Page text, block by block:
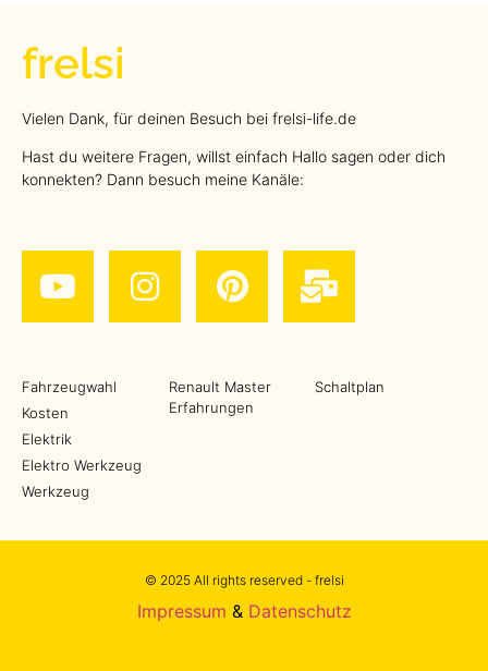
frelsi
Vielen Dank, für deinen Besuch bei frelsi-life.de
Hast du weitere Fragen, willst einfach Hallo sagen oder dich
konnekten? Dann besuch meine Kanäle:
Fahrzeugwahl
Kosten
Elektrik
Elektro Werkzeug
Werkzeug
Renault Master
Erfahrungen
Schaltplan
© 2025 All rights reserved - frelsi
Impressum & Datenschutz